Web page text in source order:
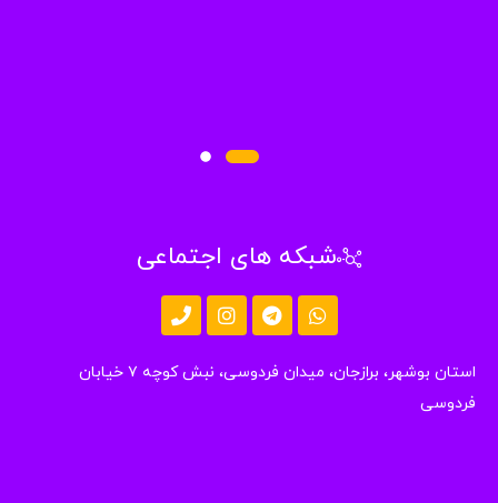
شبکه های اجتماعی
استان بوشهر، برازجان، میدان فردوسی، نبش کوچه ۷ خیابان